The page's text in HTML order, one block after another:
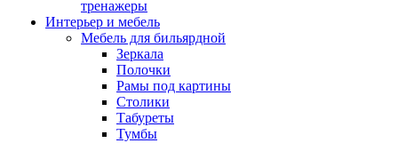
тренажеры
Интерьер и мебель
Мебель для бильярдной
Зеркала
Полочки
Рамы под картины
Столики
Табуреты
Тумбы